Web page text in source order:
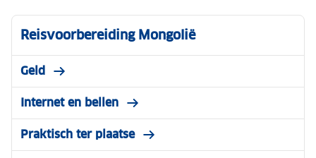
Reisvoorbereiding Mongolië
Geld
Internet en bellen
Praktisch ter plaatse